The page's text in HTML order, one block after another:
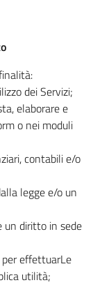
dei Servizi;
elaborare e
o nei moduli
contabili e/o
legge e/o un
un diritto in sede
effettuarLe
utilità;